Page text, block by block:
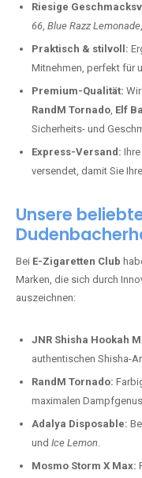
Riesige
66, Blue Razz Lemonade,
Praktisch & stilvoll:
Mitnehmen, perfekt für
Premium-Qualität:
RandM Tornado, Elf
Sicherheits- und
Express-Versand:
versendet, damit Sie
Unsere
Bei E-Zigaretten Club
Marken, die sich durch
auszeichnen:
JNR Shisha Hookah
authentischen Shisha-
RandM Tornado:
maximalen
Adalya Disposable:
und Ice Lemon.
Mosmo Storm X Max: